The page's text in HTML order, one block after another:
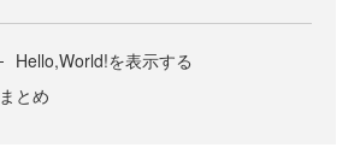
Hello,World!を表示する
まとめ